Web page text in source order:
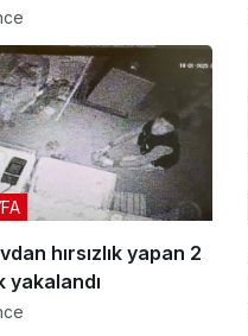
ekipleri yaptı
hırsızlık yapan 2
yakalandı